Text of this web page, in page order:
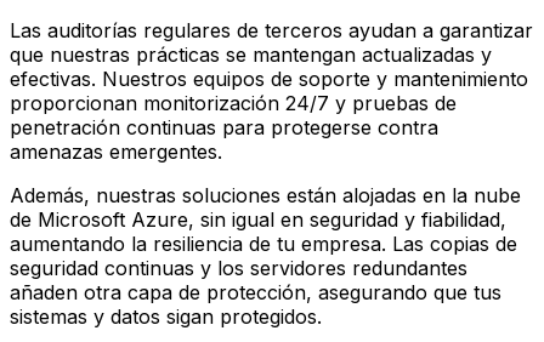
Las auditorías regulares de terceros ayudan a garantizar
que nuestras prácticas se mantengan actualizadas y
efectivas. Nuestros equipos de soporte y mantenimiento
proporcionan monitorización 24/7 y pruebas de
penetración continuas para protegerse contra
amenazas emergentes.
Además, nuestras soluciones están alojadas en la nube
de Microsoft Azure, sin igual en seguridad y fiabilidad,
aumentando la resiliencia de tu empresa. Las copias de
seguridad continuas y los servidores redundantes
añaden otra capa de protección, asegurando que tus
sistemas y datos sigan protegidos.